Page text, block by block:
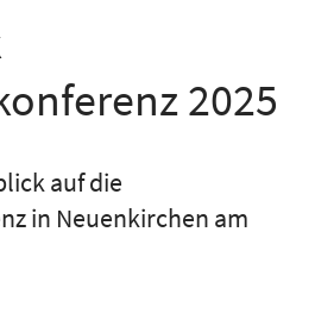
2025
auf die
in Neuenkirchen am